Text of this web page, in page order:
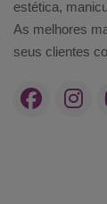
estética,
As melhores
seus clientes